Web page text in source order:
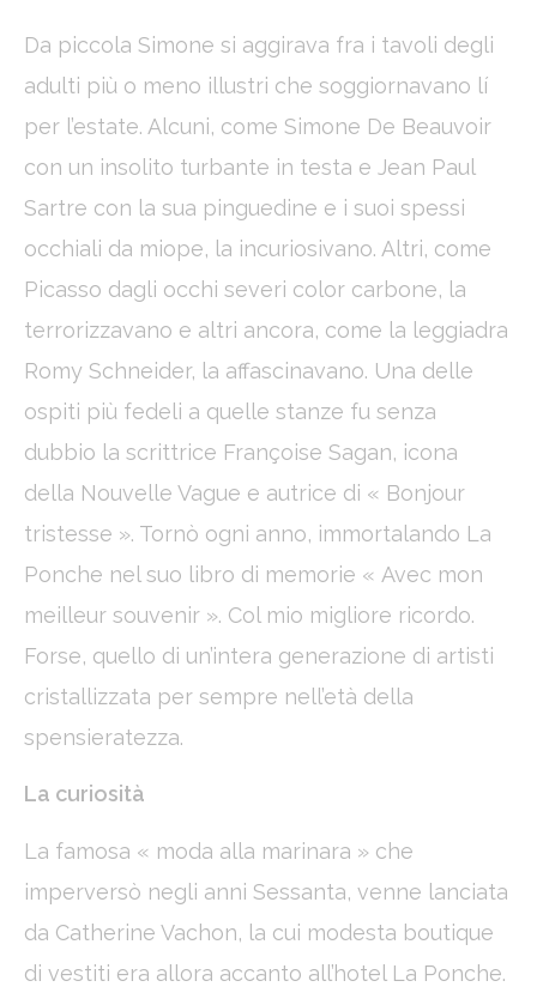
Da piccola Simone si aggirava fra i tavoli degli
adulti più o meno illustri che soggiornavano lí
per l’estate. Alcuni, come Simone De Beauvoir
con un insolito turbante in testa e Jean Paul
Sartre con la sua pinguedine e i suoi spessi
occhiali da miope, la incuriosivano. Altri, come
Picasso dagli occhi severi color carbone, la
terrorizzavano e altri ancora, come la leggiadra
Romy Schneider, la affascinavano. Una delle
ospiti più fedeli a quelle stanze fu senza
dubbio la scrittrice Françoise Sagan, icona
della Nouvelle Vague e autrice di « Bonjour
tristesse ». Tornò ogni anno, immortalando La
Ponche nel suo libro di memorie « Avec mon
meilleur souvenir ». Col mio migliore ricordo.
Forse, quello di un’intera generazione di artisti
cristallizzata per sempre nell’età della
spensieratezza.
La curiosità
La famosa « moda alla marinara » che
imperversò negli anni Sessanta, venne lanciata
da Catherine Vachon, la cui modesta boutique
di vestiti era allora accanto all’hotel La Ponche.